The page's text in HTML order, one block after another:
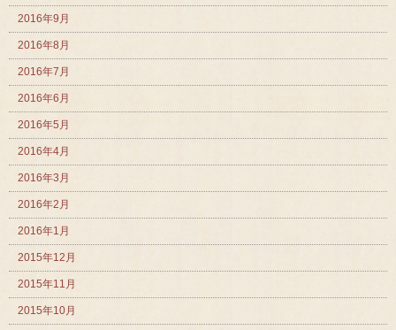
2016年9月
2016年8月
2016年7月
2016年6月
2016年5月
2016年4月
2016年3月
2016年2月
2016年1月
2015年12月
2015年11月
2015年10月